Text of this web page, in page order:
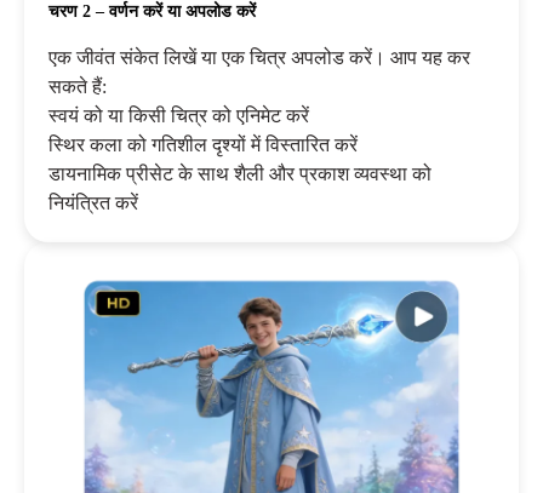
चरण 2 – वर्णन करें या अपलोड करें
एक जीवंत संकेत लिखें या एक चित्र अपलोड करें। आप यह कर
सकते हैं:
स्वयं को या किसी चित्र को एनिमेट करें
स्थिर कला को गतिशील दृश्यों में विस्तारित करें
डायनामिक प्रीसेट के साथ शैली और प्रकाश व्यवस्था को
नियंत्रित करें